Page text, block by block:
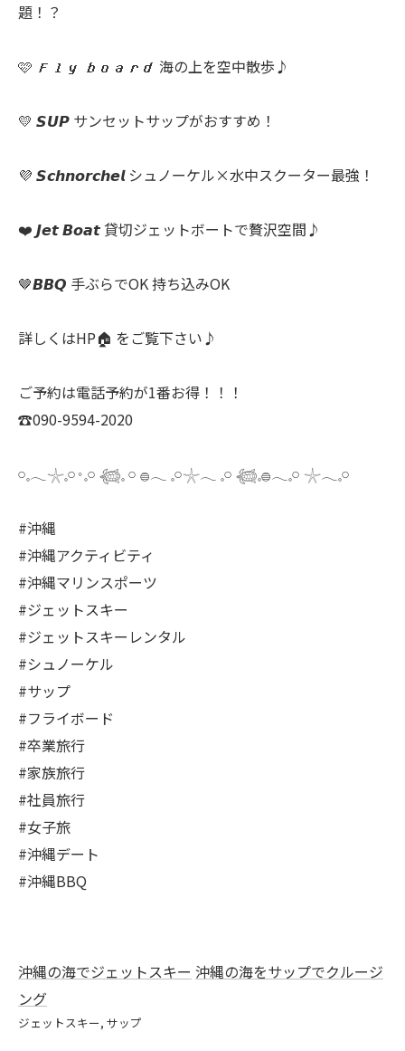
題！？
🩷 𝙁𝙡𝙮 𝙗𝙤𝙖𝙧𝙙 海の上を空中散歩♪
💛 𝙎𝙐𝙋 サンセットサップがおすすめ！
💜 𝙎𝙘𝙝𝙣𝙤𝙧𝙘𝙝𝙚𝙡 シュノーケル×水中スクーター最強！
❤️ 𝙅𝙚𝙩 𝘽𝙤𝙖𝙩 貸切ジェットボートで贅沢空間♪
🤎𝘽𝘽𝙌 手ぶらでOK 持ち込みOK
詳しくはHP🏠 をご覧下さい♪
ご予約は電話予約が1番お得！！！
☎️090-9594-2020
𓏸𓈒𓂃𓇼𓈒𓏸𐬹𓈒𓏸 𓆉𓈒 𓏸 𓐍𓂃 𓈒𓏸𓇼𓂃 𓈒𓏸 𓆉𓈒𓐍𓂃𓈒𓏸 𓇼𓂃𓈒𓏸
#沖縄
#沖縄アクティビティ
#沖縄マリンスポーツ
#ジェットスキー
#ジェットスキーレンタル
#シュノーケル
#サップ
#フライボード
#卒業旅行
#家族旅行
#社員旅行
#女子旅
#沖縄デート
#沖縄BBQ
沖縄の海でジェットスキー 沖縄の海をサップでクルージ
ング
ジェットスキー サップ